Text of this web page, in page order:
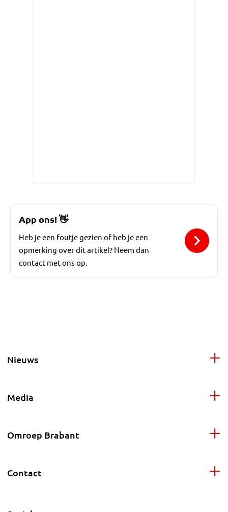
App ons! 👋
Heb je een foutje gezien of heb je een
opmerking over dit artikel? Neem dan
contact met ons op.
Nieuws
Media
Omroep Brabant
Contact